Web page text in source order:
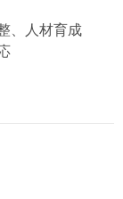
、人材育成